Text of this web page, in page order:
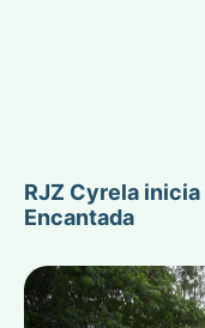
RJZ Cyrela
Encantada